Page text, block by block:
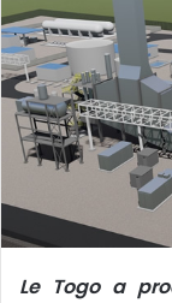
Le Togo a